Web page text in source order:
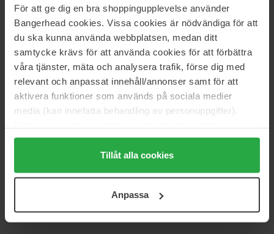
För att ge dig en bra shoppingupplevelse använder
Bangerhead cookies. Vissa cookies är nödvändiga för att
du ska kunna använda webbplatsen, medan ditt
samtycke krävs för att använda cookies för att förbättra
våra tjänster, mäta och analysera trafik, förse dig med
relevant och anpassat innehåll/annonser samt för att
aktivera funktioner som används på sociala medier
media (kan innefatta behandling av personuppgifter).
Genom att trycka på "Tillåt alla cookies" accepterar du
alla cookies, medan du under "Detaljer" kan anpassa
användningen av cookies. Du kan när som helst återkalla
samt vår Integritetspolicy.
Tillåt alla cookies
Anpassa
Beauté Pacifique
Corpus Paradoxe
100 ml
Babor
Soul & Body Shimmer Oil
100 ml
Biotherm
Biocorps Body Serum
Clarins
Firming Age-Defying Skin
200 ml
Dr. Hauschka
Rose Nurturing Body Oil
26 € Niet op voorraad
Elizabeth Arden
100 ml
47 €